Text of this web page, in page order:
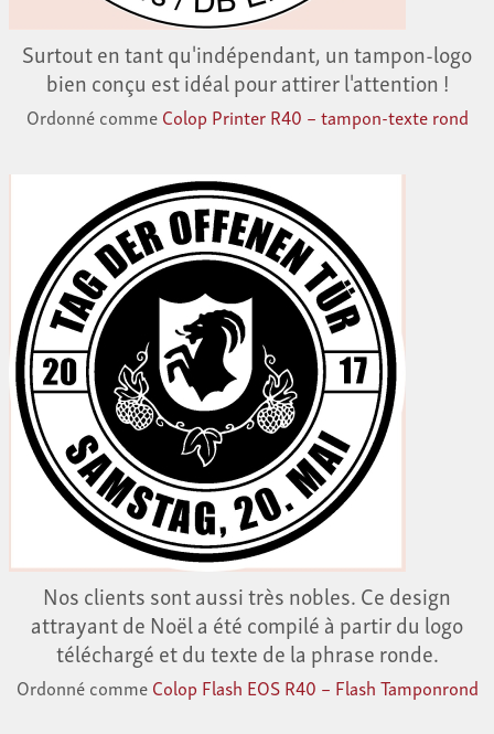
Surtout en tant qu'indépendant, un tampon-logo
bien conçu est idéal pour attirer l'attention !
Ordonné commeColop Printer R40 – tampon-texte rond
Nos clients sont aussi très nobles. Ce design
attrayant de Noël a été compilé à partir du logo
téléchargé et du texte de la phrase ronde.
Ordonné commeColop Flash EOS R40 – Flash Tamponrond